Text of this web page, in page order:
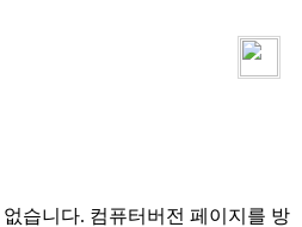
습니다. 컴퓨터버전 페이지를 방